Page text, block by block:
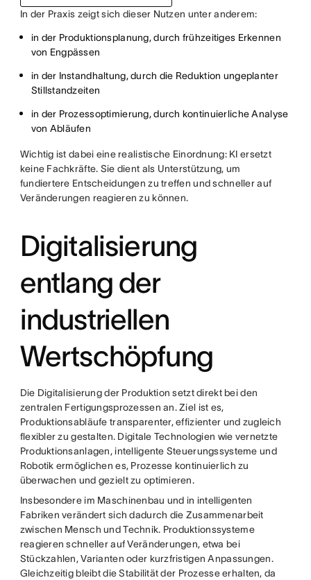
In der Praxis zeigt sich dieser Nutzen unter anderem:
in der Produktionsplanung, durch frühzeitiges Erkennen
von Engpässen
in der Instandhaltung, durch die Reduktion ungeplanter
Stillstandzeiten
in der Prozessoptimierung, durch kontinuierliche Analyse
von Abläufen
Wichtig ist dabei eine realistische Einordnung: KI ersetzt
keine Fachkräfte. Sie dient als Unterstützung, um
fundiertere Entscheidungen zu treffen und schneller auf
Veränderungen reagieren zu können.
Digitalisierung
entlang der
industriellen
Wertschöpfung
Die Digitalisierung der Produktion setzt direkt bei den
zentralen Fertigungsprozessen an. Ziel ist es,
Produktionsabläufe transparenter, effizienter und zugleich
flexibler zu gestalten. Digitale Technologien wie vernetzte
Produktionsanlagen, intelligente Steuerungssysteme und
Robotik ermöglichen es, Prozesse kontinuierlich zu
überwachen und gezielt zu optimieren.
Insbesondere im Maschinenbau und in intelligenten
Fabriken verändert sich dadurch die Zusammenarbeit
zwischen Mensch und Technik. Produktionssysteme
reagieren schneller auf Veränderungen, etwa bei
Stückzahlen, Varianten oder kurzfristigen Anpassungen.
Gleichzeitig bleibt die Stabilität der Prozesse erhalten, da